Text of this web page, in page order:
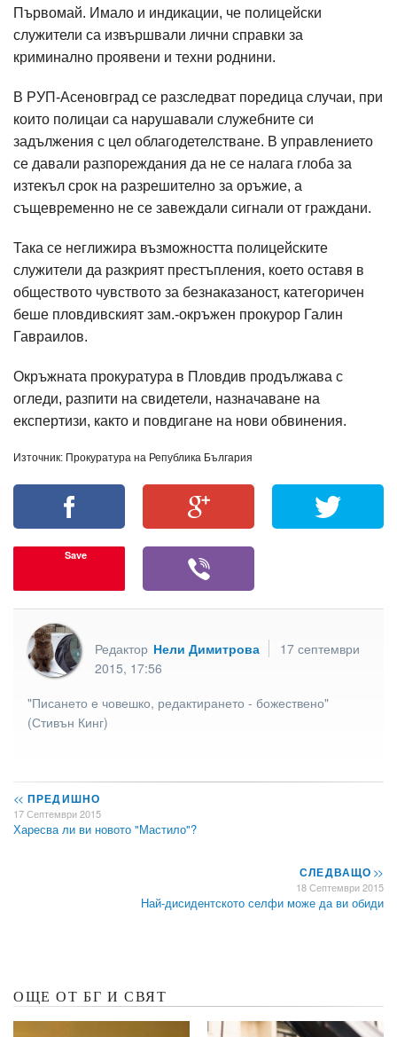
Първомай. Имало и индикации, че полицейски
служители са извършвали лични справки за
криминално проявени и техни роднини.
В РУП-Асеновград се разследват поредица случаи, при
които полицаи са нарушавали служебните си
задължения с цел облагодетелстване. В управлението
се давали разпореждания да не се налага глоба за
изтекъл срок на разрешително за оръжие, а
същевременно не се завеждали сигнали от граждани.
Така се неглижира възможността полицейските
служители да разкрият престъпления, което оставя в
обществото чувството за безнаказаност, категоричен
беше пловдивският зам.-окръжен прокурор Галин
Гавраилов.
Окръжната прокуратура в Пловдив продължава с
огледи, разпити на свидетели, назначаване на
експертизи, както и повдигане на нови обвинения.
Източник: Прокуратура на Република България
Save
Редактор Нели Димитрова
17 септември
2015, 17:56
"Писането е човешко, редактирането - божествено"
(Стивън Кинг)
<< ПРЕДИШНО
17 Септември 2015
Харесва ли ви новото "Мастило"?
СЛЕДВАЩО>>
18 Септември 2015
Най-дисидентското селфи може да ви обиди
ОЩЕ ОТ БГ И СВЯТ